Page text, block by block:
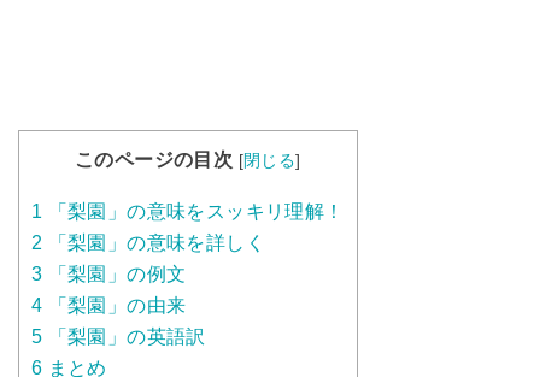
このページの目次 [閉じる]
1 「梨園」の意味をスッキリ理解！
2 「梨園」の意味を詳しく
3 「梨園」の例文
4 「梨園」の由来
5 「梨園」の英語訳
6 まとめ